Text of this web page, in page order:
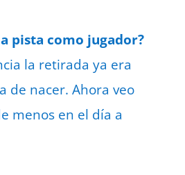
pista como jugador?
la retirada ya era
de nacer. Ahora veo
menos en el día a